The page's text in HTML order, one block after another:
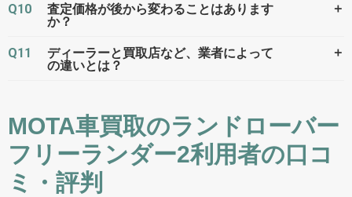
Q10
査定価格が後から変わることはあります
か？
＋
Q11
ディーラーと買取店など、業者によって
の違いとは？
＋
MOTA車買取のランドローバー
フリーランダー2利用者の口コ
ミ・評判